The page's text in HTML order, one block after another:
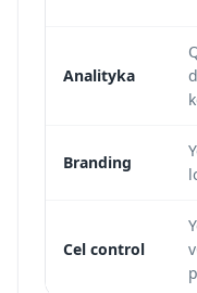
Analityka
Branding
Cel control